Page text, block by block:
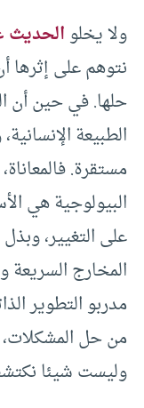
ولا يخلوالحديث
نتوهم على إثرها
حلها. في حين أن
الطبيعة
مستقرة.
البيولوجية هي
على التغيير،
المخارج
مدربو التطوير
من حل المشكلات،
وليست شيئا